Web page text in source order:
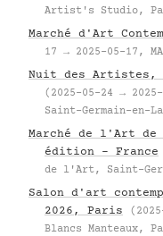
Artist's Studio,
Marché d'Art
17 → 2025-05-17,
Nuit des Artistes,
(2025-05-24 →
Saint-Germain-en-
Marché de l'Art de
édition – France
de l'Art, Saint-
Salon d'art
2026, Paris
Blancs Manteaux,